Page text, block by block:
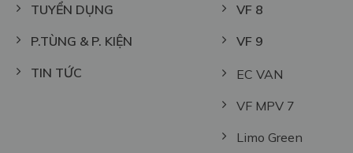
TUYỂN DỤNG
P.TÙNG & P. KIỆN
TIN TỨC
VF 8
VF 9
EC VAN
VF MPV 7
Limo Green